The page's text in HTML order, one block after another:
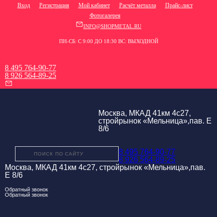
Вход Регистрация Мой кабинет Расчёт металла
Прайс-лист
Фотогалерея
INFO@SHOPMETAL.RU
ПН-СБ: С 9:00 ДО 18:30 ВС: ВЫХОДНОЙ
8 495 764-90-77
8 926 564-89-25
Москва, МКАД 41км 4с27,
стройрынок «Мельница»,пав. Е
8/6
8 495 764-90-77
8 926 564-89-25
Москва, МКАД 41км 4с27, стройрынок «Мельница»,пав.
Е 8/6
Обратный звонок
Обратный звонок